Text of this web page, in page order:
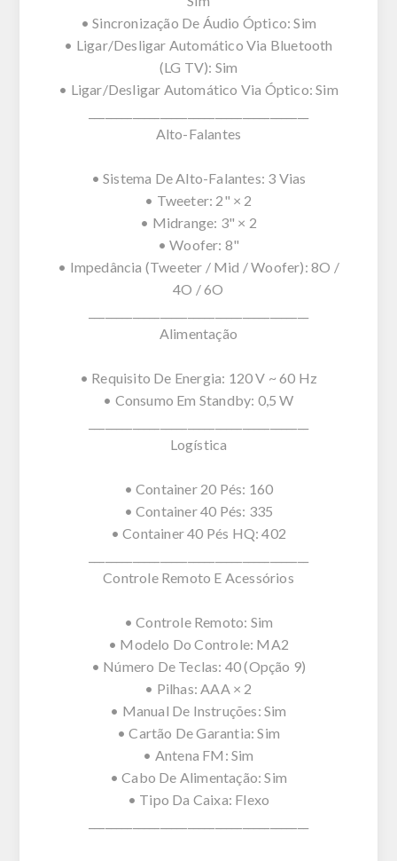
• Sincronização De Áudio Óptico: Sim
• Ligar/Desligar Automático Via Bluetooth
(LG TV): Sim
• Ligar/Desligar Automático Via Óptico: Sim
Alto-Falantes
• Sistema De Alto-Falantes: 3 Vias
• Tweeter: 2" × 2
• Midrange: 3" × 2
• Woofer: 8"
• Impedância (Tweeter / Mid / Woofer): 8O /
4O / 6O
Alimentação
• Requisito De Energia: 120 V ~ 60 Hz
• Consumo Em Standby: 0,5 W
Logística
• Container 20 Pés: 160
• Container 40 Pés: 335
• Container 40 Pés HQ: 402
Controle Remoto E Acessórios
• Controle Remoto: Sim
• Modelo Do Controle: MA2
• Número De Teclas: 40 (Opção 9)
• Pilhas: AAA × 2
• Manual De Instruções: Sim
• Cartão De Garantia: Sim
• Antena FM: Sim
• Cabo De Alimentação: Sim
• Tipo Da Caixa: Flexo